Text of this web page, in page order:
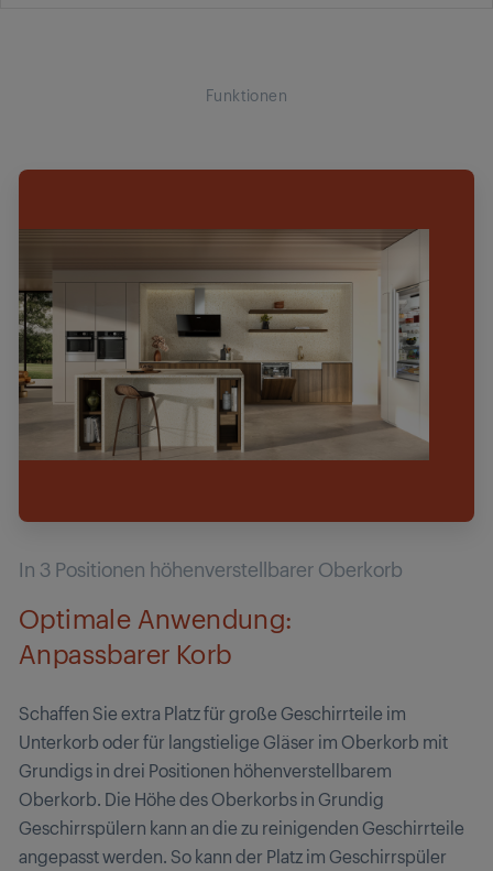
Funktionen
In 3 Positionen höhenverstellbarer Oberkorb
Optimale Anwendung:
Anpassbarer Korb
Schaffen Sie extra Platz für große Geschirrteile im
Unterkorb oder für langstielige Gläser im Oberkorb mit
Grundigs in drei Positionen höhenverstellbarem
Oberkorb. Die Höhe des Oberkorbs in Grundig
Geschirrspülern kann an die zu reinigenden Geschirrteile
angepasst werden. So kann der Platz im Geschirrspüler